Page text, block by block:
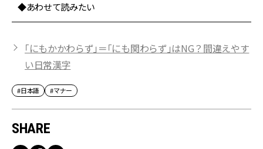
◆あわせて読みたい
「にもかかわらず」＝「にも関わらず」はNG？間違えやす
い日常漢字
#日本語 #マナー
SHARE